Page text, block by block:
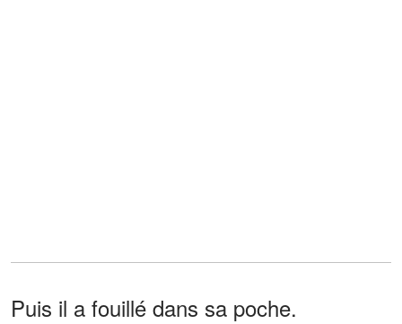
Puis il a fouillé dans sa poche.